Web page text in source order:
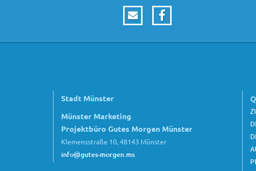
Stadt Münster
Münster Marketing
Projektbüro Gutes Morgen Münster
Klemensstraße 10, 48143 Münster
info@gutes-morgen.ms